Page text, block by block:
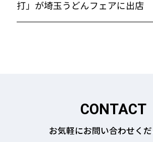
打」が埼玉うどんフェアに出店
CONTACT
お気軽にお問い合わせくだ